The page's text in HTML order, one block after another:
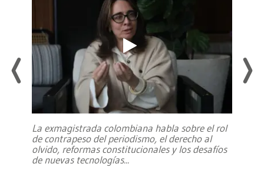
La exmagistrada colombiana habla sobre el rol
de contrapeso del periodismo, el derecho al
olvido, reformas constitucionales y los desafíos
de nuevas tecnologías...